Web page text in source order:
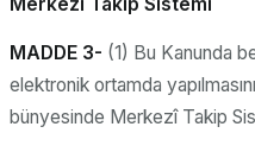
MADDE 3- (1) Bu Kanunda
elektronik ortamda
bünyesinde Merkezî Takip